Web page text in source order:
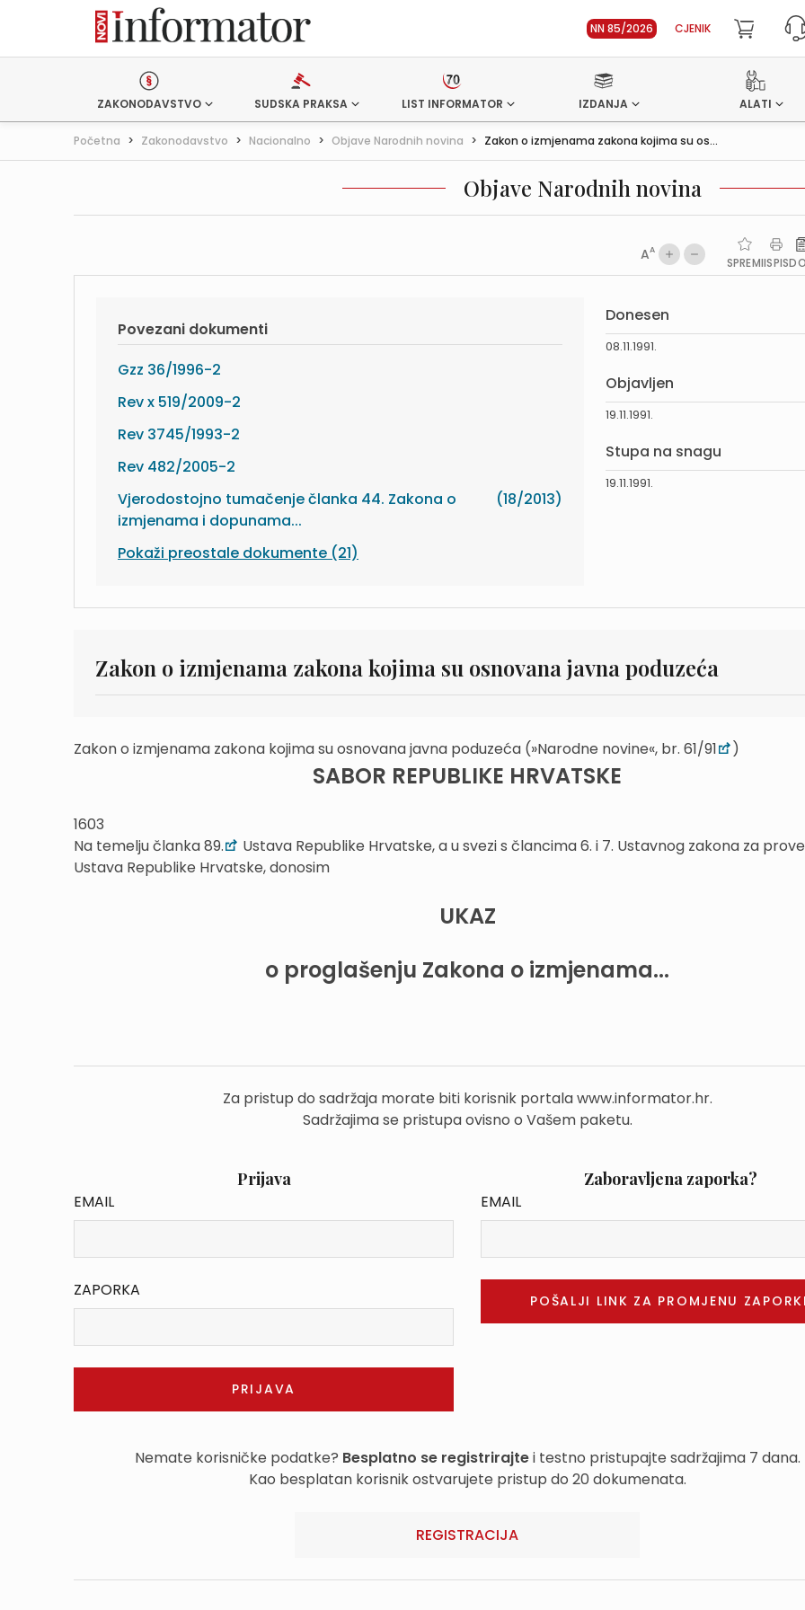
NN 85/2026 CJENIK
ZAKONODAVSTVO SUDSKA PRAKSA LIST INFORMATOR IZDANJA ALATI
Početna > Zakonodavstvo > Nacionalno > Objave Narodnih novina > Zakon o izmjenama zakona kojima su os...
Objave Narodnih novina
AA
SPREMIISPIS
Povezani dokumenti
Gzz 36/1996-2
Rev x 519/2009-2
Rev 3745/1993-2
Rev 482/2005-2
Vjerodostojno tumačenje članka 44. Zakona o
izmjenama i dopunama...
(18/2013)
Pokaži preostale dokumente (21)
Donesen
08.11.1991.
Objavljen
19.11.1991.
Stupa na snagu
19.11.1991.
Zakon o izmjenama zakona kojima su osnovana javna poduzeća
Zakon o izmjenama zakona kojima su osnovana javna poduzeća (»Narodne novine«, br. 61/91 )
SABOR REPUBLIKE HRVATSKE
1603
Na temelju članka 89.
Ustava Republike Hrvatske, a u svezi s člancima 6. i 7. Ustavnog zakona za
Ustava Republike Hrvatske, donosim
UKAZ
o proglašenju Zakona o izmjenama...
Za pristup do sadržaja morate biti korisnik portala www.informator.hr.
Sadržajima se pristupa ovisno o Vašem paketu.
Prijava
EMAIL
ZAPORKA
Zaboravljena zaporka?
EMAIL
Nemate korisničke podatke? Besplatno se registrirajtei testno pristupajte sadržajima 7 dana.
Kao besplatan korisnik ostvarujete pristup do 20 dokumenata.
REGISTRACIJA